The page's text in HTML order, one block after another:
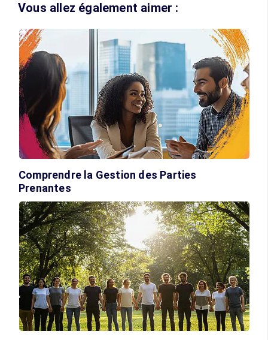
Vous allez également aimer :
Comprendre la Gestion des Parties
Prenantes